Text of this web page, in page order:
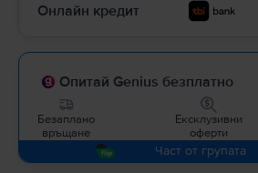
Онлайн кредит
Опитай Genius безплатно
Безаплано
връщане
Ексклузивни
оферти
Част от групата